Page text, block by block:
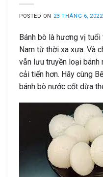
POSTED ON 23 THÁNG 6, 2022
Bánh bò là hương vị
Nam từ thời xa xưa. Và
vẫn lưu truyền loại
cải tiến hơn. Hãy cùng
bánh bò nước cốt dừa